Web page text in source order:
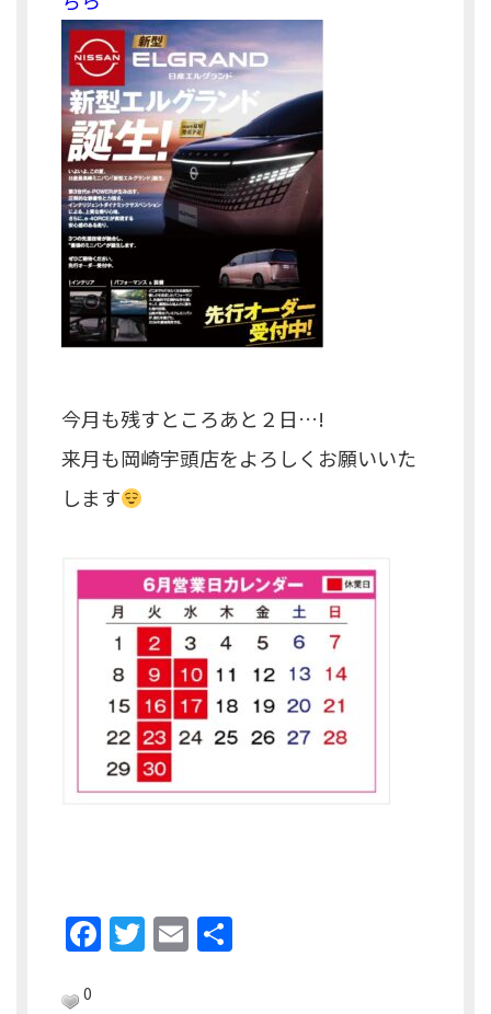
今月も残すところあと２日…!
来月も岡崎宇頭店をよろしくお願いいた
します
F
a
T
w
E
m
共
0